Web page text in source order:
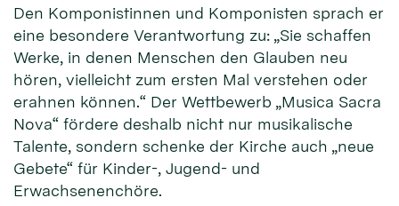
Den Komponistinnen und Komponisten sprach er
eine besondere Verantwortung zu: „Sie schaffen
Werke, in denen Menschen den Glauben neu
hören, vielleicht zum ersten Mal verstehen oder
erahnen können.“ Der Wettbewerb „Musica Sacra
Nova“ fördere deshalb nicht nur musikalische
Talente, sondern schenke der Kirche auch „neue
Gebete“ für Kinder-, Jugend- und
Erwachsenenchöre.